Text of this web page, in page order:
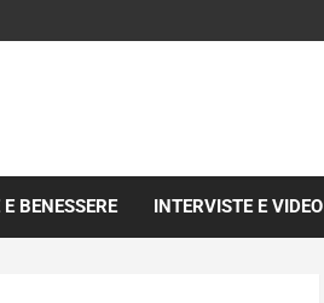
BENESSERE INTERVISTE E VIDEO